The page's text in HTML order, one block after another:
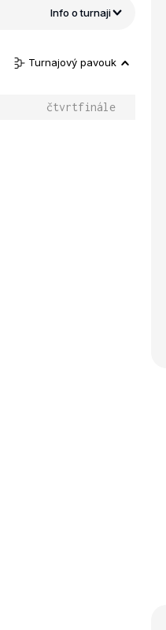
Info o turnaji
Turnajový pavouk
čtvrtfinále